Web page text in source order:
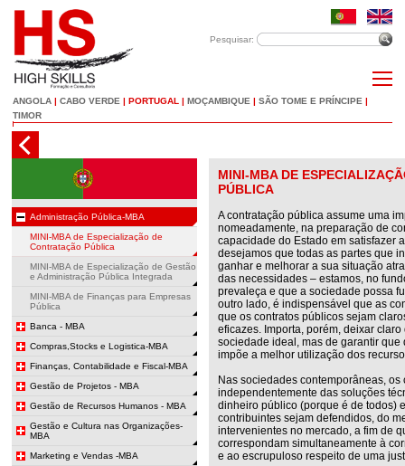
Pesquisar:
ANGOLA | CABO VERDE | PORTUGAL | MOÇAMBIQUE | SÃO TOME E PRÍNCIPE |
TIMOR
Administração Pública-MBA
MINI-MBA de Especialização de
Contratação Pública
MINI-MBA de Especialização de Gestão
e Administração Pública Integrada
MINI-MBA de Finanças para Empresas
Pública
Banca - MBA
Compras,Stocks e Logistica-MBA
Finanças, Contabilidade e Fiscal-MBA
Gestão de Projetos - MBA
Gestão de Recursos Humanos - MBA
Gestão e Cultura nas Organizações-
MBA
Marketing e Vendas -MBA
MINI-MBA DE
PÚBLICA
A contratação pública assume uma
nomeadamente, na preparação de
capacidade do Estado em satisfazer
desejamos que todas as partes que
ganhar e melhorar a sua situação
das necessidades – estamos, no
prevaleça e que a sociedade possa
outro lado, é indispensável que as
que os contratos públicos sejam
eficazes. Importa, porém, deixar
sociedade ideal, mas de garantir
impõe a melhor utilização dos
Nas sociedades contemporâneas, os
independentemente das soluções
dinheiro público (porque é de todos)
contribuintes sejam defendidos, do
intervenientes no mercado, a fim de
correspondam simultaneamente à
e ao escrupuloso respeito de uma